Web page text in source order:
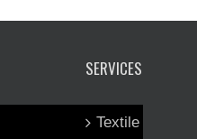
SERVICES
Textile